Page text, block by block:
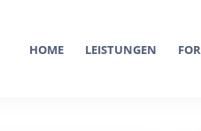
HOME LEISTUNGEN